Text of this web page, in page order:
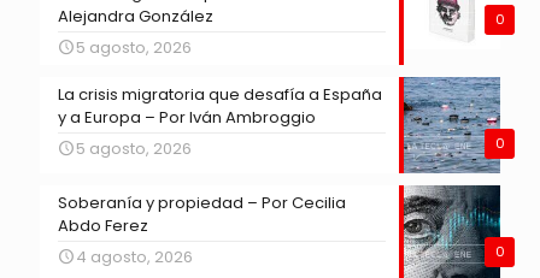
0
Alejandra González
5 agosto, 2026
0
La crisis migratoria que desafía a España
y a Europa – Por Iván Ambroggio
5 agosto, 2026
0
Soberanía y propiedad – Por Cecilia
Abdo Ferez
4 agosto, 2026